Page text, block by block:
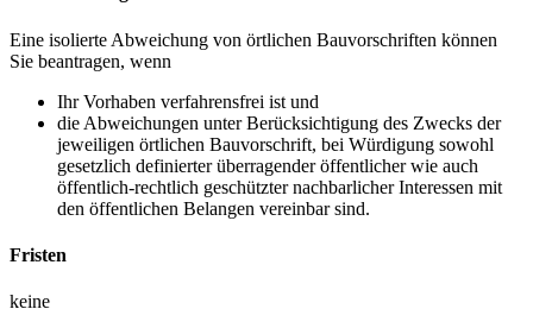
Eine isolierte Abweichung von örtlichen Bauvorschriften können
Sie beantragen, wenn
Ihr Vorhaben verfahrensfrei ist und
die Abweichungen unter Berücksichtigung des Zwecks der
jeweiligen örtlichen Bauvorschrift, bei Würdigung sowohl
gesetzlich definierter überragender öffentlicher wie auch
öffentlich-rechtlich geschützter nachbarlicher Interessen mit
den öffentlichen Belangen vereinbar sind.
Fristen
keine